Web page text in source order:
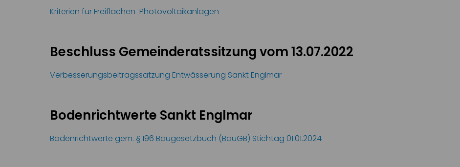
Kriterien für Freiflächen-Photovoltaikanlagen
Beschluss Gemeinderatssitzung vom 13.07.2022
Verbesserungsbeitragssatzung Entwässerung Sankt Englmar
Bodenrichtwerte Sankt Englmar
Bodenrichtwerte gem. § 196 Baugesetzbuch (BauGB) Stichtag 01.01.2024